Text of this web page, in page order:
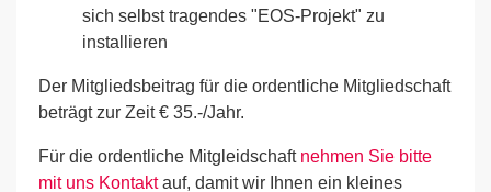
sich selbst tragendes "EOS-Projekt" zu
installieren
Der Mitgliedsbeitrag für die ordentliche Mitgliedschaft
beträgt zur Zeit € 35.-/Jahr.
Für die ordentliche Mitgleidschaft nehmen Sie bitte
mit uns Kontaktauf, damit wir Ihnen ein kleines